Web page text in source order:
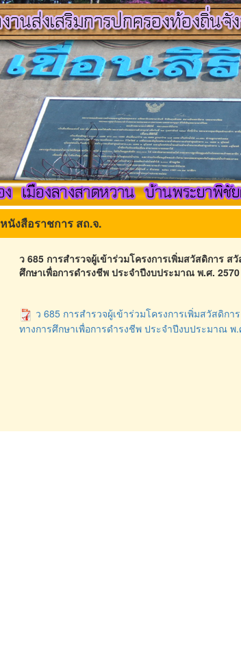
หนังสือราชการ สถ.จ.
ว 685 การสำรวจผู้เข้าร่วมโครงการเพิ่มสวัสดิการ
ศึกษาเพื่อการดำรงชีพ ประจำปีงบประมาณ พ.ศ. 2570
ว 685 การสำรวจผู้เข้าร่วมโครงการเพิ่มสวัสดิ
ทางการศึกษาเพื่อการดำรงชีพ ประจำปีงบประมาณ พ.